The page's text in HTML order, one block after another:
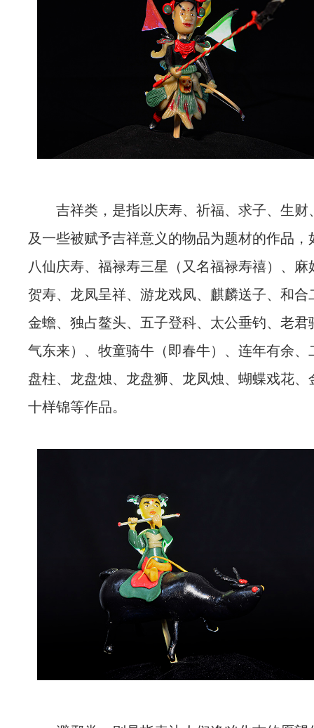
吉祥类，是指以庆寿、祈福、求子、生财
及一些被赋予吉祥意义的物品为题材的作品，
八仙庆寿、福禄寿三星（又名福禄寿禧）、麻
贺寿、龙凤呈祥、游龙戏凤、麒麟送子、和合
金蟾、独占鳌头、五子登科、太公垂钓、老君
气东来）、牧童骑牛（即春牛）、连年有余、
盘柱、龙盘烛、龙盘狮、龙凤烛、蝴蝶戏花、
十样锦等作品。